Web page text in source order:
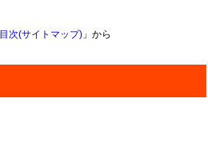
目次(サイトマップ)」から